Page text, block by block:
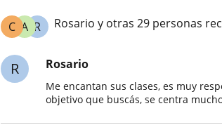
R
A
C Rosario y otras 29 personas
R Rosario
Me encantan sus clases, es muy
objetivo que buscás, se centra